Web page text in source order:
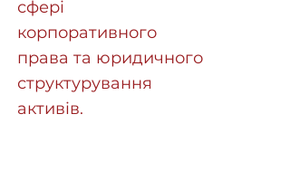
сфері
корпоративного
права та юридичного
структурування
активів.